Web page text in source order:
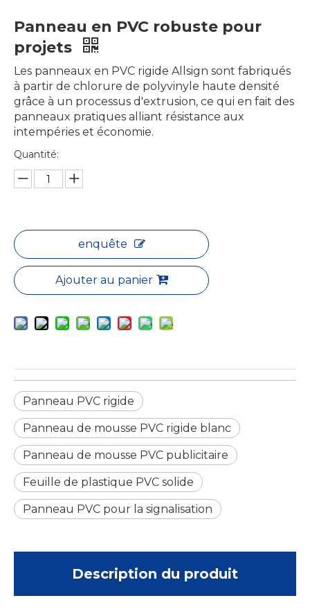
Panneau en PVC robuste pour
projets​
Les panneaux en PVC rigide Allsign sont fabriqués
à partir de chlorure de polyvinyle haute densité
grâce à un processus d'extrusion, ce qui en fait des
panneaux pratiques alliant résistance aux
intempéries et économie.​
Quantité:
enquête
Ajouter au panier
Panneau PVC rigide
Panneau de mousse PVC rigide blanc
Panneau de mousse PVC publicitaire
Feuille de plastique PVC solide
Panneau PVC pour la signalisation
Description du produit